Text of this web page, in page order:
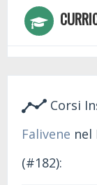
Corsi
Falivene nel
(#182):